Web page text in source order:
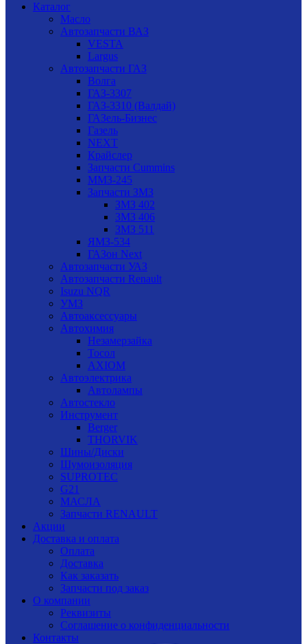
Каталог
Масло
Автозапчасти ВАЗ
VESTA
Largus
Автозапчасти ГАЗ
Волга
ГАЗ-3307
ГАЗ-3310 (Валдай)
ГАЗель-Бизнес
Газель
NEXT
Крайслер
Запчасти Cummins
ММЗ-245
Запчасти ЗМЗ
ЗМЗ 402
ЗМЗ 406
ЗМЗ 511
ЯМЗ-534
ГАЗон Next
Автозапчасти УАЗ
Автозапчасти Renault
Isuzu NQR
УМЗ
Автоаксессуары
Автохимия
Незамерзайка
Тосол
AXIOM
Автоэлектрика
Автолампы
Автостекло
Инструмент
Berger
THORVIK
Шины/Диски
Шумоизоляция
SUPROTEC
G21
МАСЛА
Запчасти RENAULT
Акции
Доставка и оплата
Оплата
Доставка
Как заказать
Запчасти под заказ
О компании
Реквизиты
Соглашение о конфиденциальности
Контакты